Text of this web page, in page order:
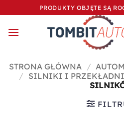
do
zawartości
PRODUKTY OBJĘTE SĄ
STRONA GŁÓWNA /
/ SILNIKI I